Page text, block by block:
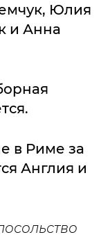
Юлия
и Анна
в Риме за
Англия и